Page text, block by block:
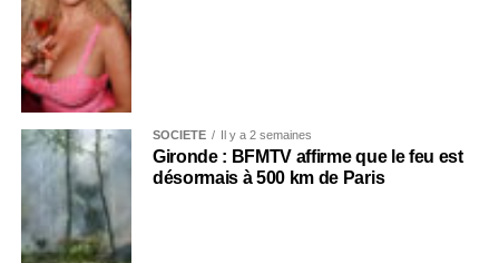
SOCIÉTÉ Il y a 2 semaines
Gironde : BFMTV affirme que le feu est
désormais à 500 km de Paris